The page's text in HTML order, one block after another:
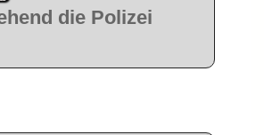
die Polizei